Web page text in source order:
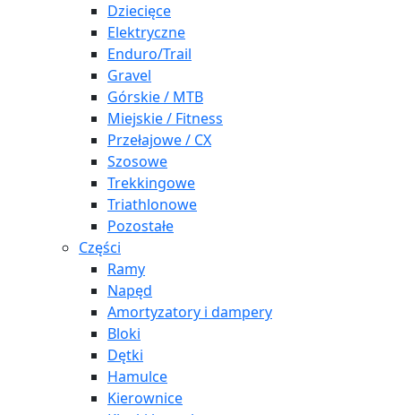
Dziecięce
Elektryczne
Enduro/Trail
Gravel
Górskie / MTB
Miejskie / Fitness
Przełajowe / CX
Szosowe
Trekkingowe
Triathlonowe
Pozostałe
Części
Ramy
Napęd
Amortyzatory i dampery
Bloki
Dętki
Hamulce
Kierownice